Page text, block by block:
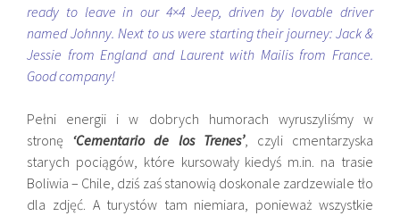
ready to leave in our 4×4 Jeep, driven by lovable driver
named Johnny. Next to us were starting their journey: Jack &
Jessie from England and Laurent with Mailis from France.
Good company!
Pełni energii i w dobrych humorach wyruszyliśmy w
stronę ‘Cementario de los Trenes’, czyli cmentarzyska
starych pociągów, które kursowały kiedyś m.in. na trasie
Boliwia – Chile, dziś zaś stanowią doskonale zardzewiale tło
dla zdjęć. A turystów tam niemiara, ponieważ wszystkie